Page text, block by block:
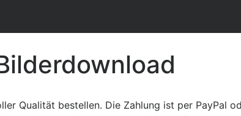
Qualität bestellen. Die Zahlung ist per PayPal